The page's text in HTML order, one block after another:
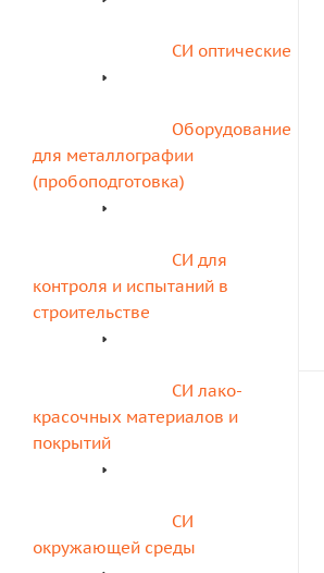
СИ оптические
Оборудование
для металлографии
(пробоподготовка)
СИ для
контроля и испытаний в
строительстве
СИ лако-
красочных материалов и
покрытий
СИ
окружающей среды